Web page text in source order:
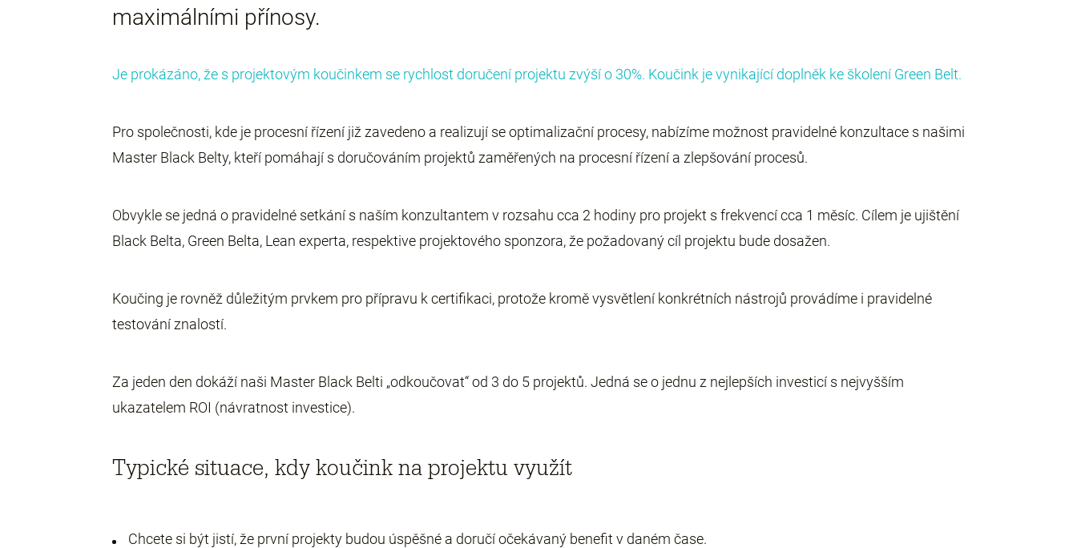
maximálními přínosy.
Je prokázáno, že s projektovým koučinkem se rychlost doručení projektu zvýší o 30%. Koučink je vynikající doplněk ke školení Green Belt.
Pro společnosti, kde je procesní řízení již zavedeno a realizují se optimalizační procesy, nabízíme možnost pravidelné konzultace s našimi
Master Black Belty, kteří pomáhají s doručováním projektů zaměřených na procesní řízení a zlepšování procesů.
Obvykle se jedná o pravidelné setkání s naším konzultantem v rozsahu cca 2 hodiny pro projekt s frekvencí cca 1 měsíc. Cílem je ujištění
Black Belta, Green Belta, Lean experta, respektive projektového sponzora, že požadovaný cíl projektu bude dosažen.
Koučing je rovněž důležitým prvkem pro přípravu k certifikaci, protože kromě vysvětlení konkrétních nástrojů provádíme i pravidelné
testování znalostí.
Za jeden den dokáží naši Master Black Belti „odkoučovat“ od 3 do 5 projektů. Jedná se o jednu z nejlepších investicí s nejvyšším
ukazatelem ROI (návratnost investice).
Typické situace, kdy koučink na projektu využít
Chcete si být jistí, že první projekty budou úspěšné a doručí očekávaný benefit v daném čase.